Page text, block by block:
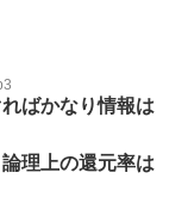
ばかなり情報は
理上の還元率は